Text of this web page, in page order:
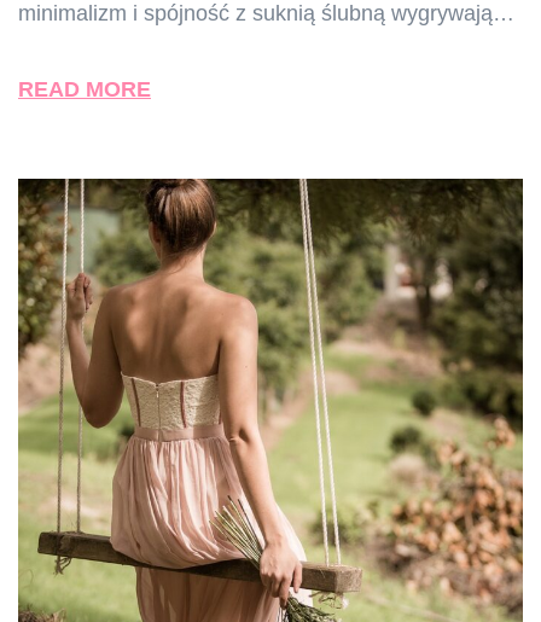
minimalizm i spójność z suknią ślubną wygrywają…
READ MORE